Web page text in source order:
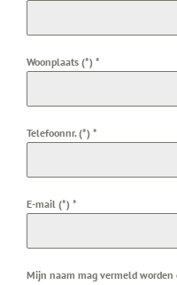
Woonplaats (*) *
Telefoonnr. (*) *
E-mail (*) *
Mijn naam mag vermeld worden